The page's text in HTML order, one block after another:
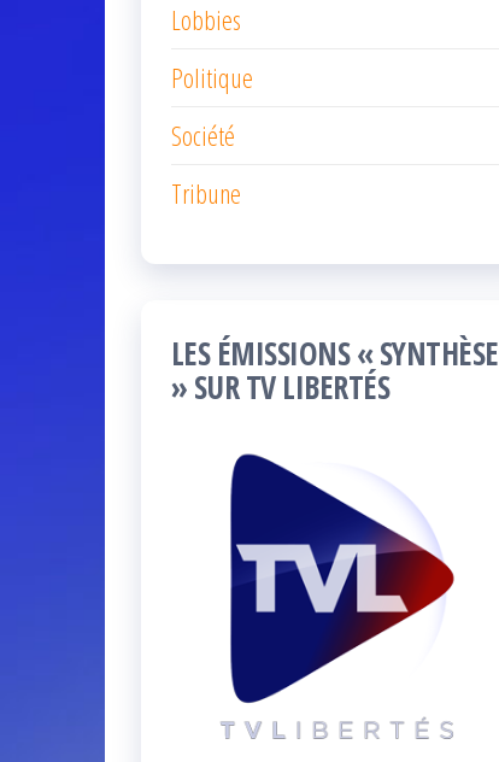
Lobbies
Politique
Société
Tribune
LES ÉMISSIONS « SYNTHÈSE
» SUR TV LIBERTÉS